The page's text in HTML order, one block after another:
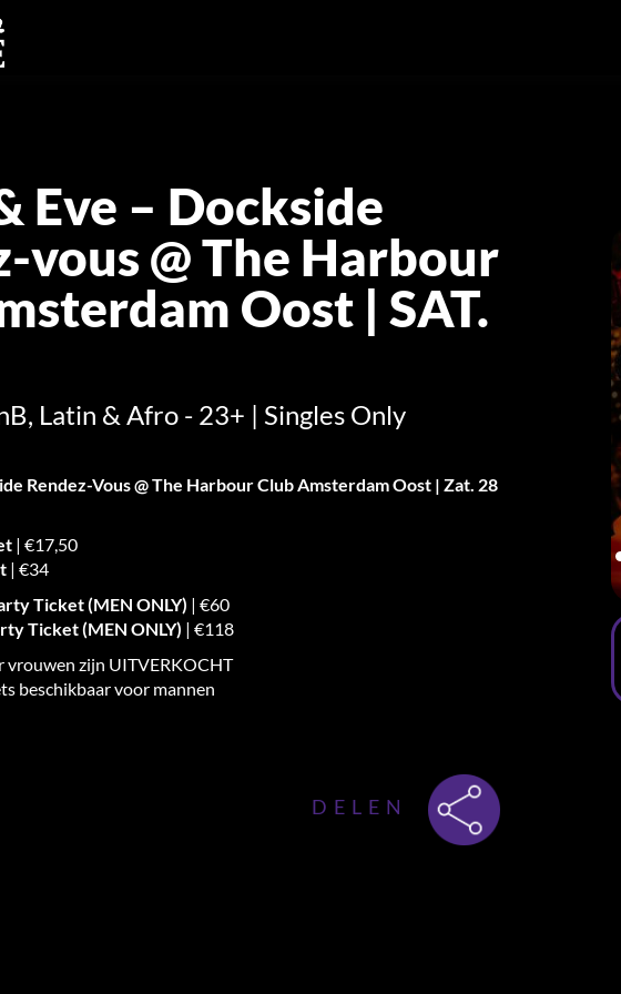
Eve – Dockside
vous @ The Harbour
Oost | SAT.
Latin & Afro - 23+ | Singles Only
Rendez-Vous @ The Harbour Club Amsterdam Oost | Zat. 28
| €17,50
| €34
Ticket (MEN ONLY) | €60
Ticket (MEN ONLY) | €118
zijn UITVERKOCHT
beschikbaar voor mannen
keert Adam & Eve terug naar
The Harbour Club Amsterdam
DELEN